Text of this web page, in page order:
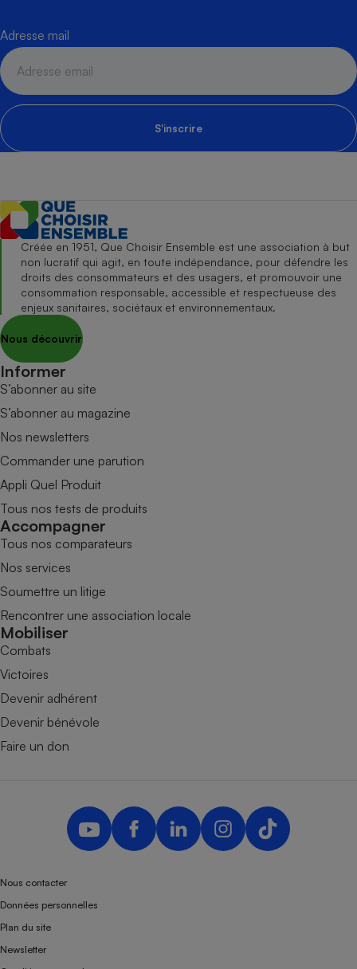
Adresse mail
S'inscrire
Créée en 1951, Que Choisir Ensemble est une association à but
non lucratif qui agit, en toute indépendance, pour défendre les
droits des consommateurs et des usagers, et promouvoir une
consommation responsable, accessible et respectueuse des
enjeux sanitaires, sociétaux et environnementaux.
Nous découvrir
Informer
S’abonner au site
S’abonner au magazine
Nos newsletters
Commander une parution
Appli Quel Produit
Tous nos tests de produits
Accompagner
Tous nos comparateurs
Nos services
Soumettre un litige
Rencontrer une association locale
Mobiliser
Combats
Victoires
Devenir adhérent
Devenir bénévole
Faire un don
Nous contacter
Données personnelles
Plan du site
Newsletter